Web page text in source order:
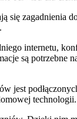
się zagadnienia
internetu,
są potrzebne
jest
technologii.